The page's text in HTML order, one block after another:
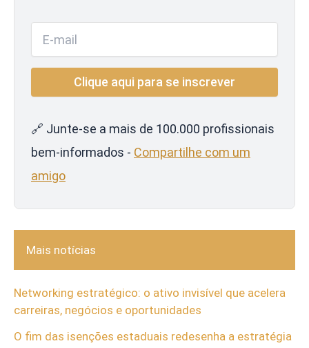
🔗 Junte-se a mais de 100.000 profissionais
bem-informados - Compartilhe com um
amigo
Mais notícias
Networking estratégico: o ativo invisível que acelera
carreiras, negócios e oportunidades
O fim das isenções estaduais redesenha a estratégia